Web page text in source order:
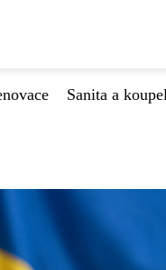
Sanita a